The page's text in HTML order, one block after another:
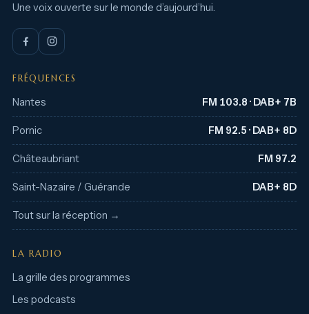
Une voix ouverte sur le monde d’aujourd’hui.
FRÉQUENCES
Nantes FM 103.8 · DAB+ 7B
Pornic FM 92.5 · DAB+ 8D
Châteaubriant FM 97.2
Saint-Nazaire / Guérande DAB+ 8D
Tout sur la réception →
LA RADIO
La grille des programmes
Les podcasts